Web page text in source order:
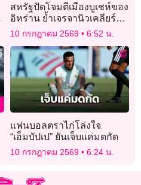
สหรัฐปัดโจมตีเมืองบูเชห์ของ
อิหร่าน ย้ำเจรจานิวเคลียร์ยัง
ดำเนินต่อ
10 กรกฎาคม 2569 6:52 น.
แฟนบอลตราไก่โล่งใจ
“เอ็มบัปเป” ยันเจ็บแค่มดกัด
10 กรกฎาคม 2569 6:24 น.